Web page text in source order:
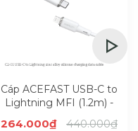
Cáp ACEFAST USB-C to
Lightning MFI (1.2m) -
C2-01
264.000₫ 440.000₫